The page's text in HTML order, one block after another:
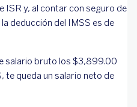
ISR y, al contar con seguro de
deducción del IMSS es de
salario bruto los $3,899.00
te queda un salario neto de